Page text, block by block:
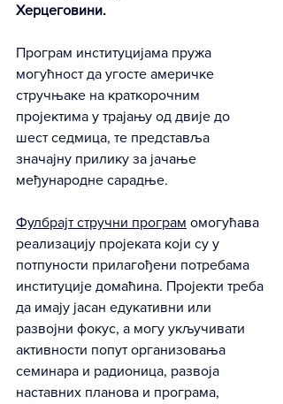
Херцеговини.
Програм институцијама пружа
могућност да угосте америчке
стручњаке на краткорочним
пројектима у трајању од двије до
шест седмица, те представља
значајну прилику за јачање
међународне сарадње.
Фулбрајт стручни програм омогућава
реализацију пројеката који су у
потпуности прилагођени потребама
институције домаћина. Пројекти треба
да имају јасан едукативни или
развојни фокус, а могу укључивати
активности попут организовања
семинара и радионица, развоја
наставних планова и програма,